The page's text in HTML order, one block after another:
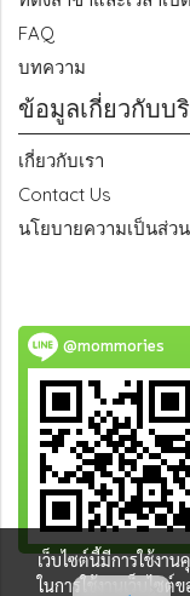
FAQ
บทความ
ข้อมูลเกี่ยวกับบ
เกี่ยวกับเรา
Contact Us
นโยบายความเป็นส่ว
@mommories
เว็บไซต์นี้มีการใช้งา
ในการใช้งานเว็บไซต์